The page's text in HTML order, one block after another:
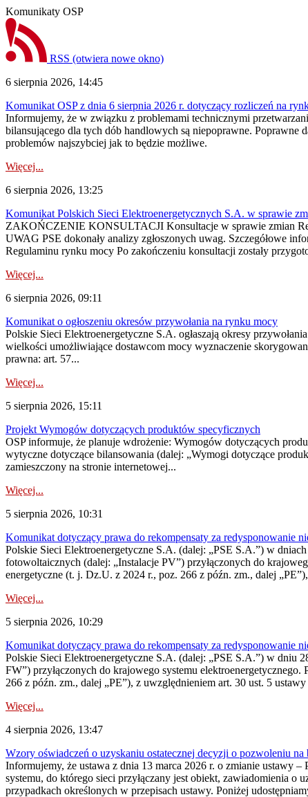
Komunikaty OSP
RSS (otwiera nowe okno)
6 sierpnia 2026, 14:45
Komunikat OSP z dnia 6 sierpnia 2026 r. dotyczący rozliczeń na
Informujemy, że w związku z problemami technicznymi
bilansującego dla tych dób handlowych są niepoprawne.
problemów najszybciej jak to będzie możliwe.
Więcej...
6 sierpnia 2026, 13:25
Komunikat Polskich Sieci Elektroenergetycznych S.A. w sprawie
ZAKOŃCZENIE KONSULTACJI Konsultacje w sprawie zmian
UWAG PSE dokonały analizy zgłoszonych uwag. Szczegółowe
Regulaminu rynku mocy Po zakończeniu konsultacji zostały
Więcej...
6 sierpnia 2026, 09:11
Komunikat o ogłoszeniu okresów przywołania na rynku mocy
Polskie Sieci Elektroenergetyczne S.A. ogłaszają okresy
wielkości umożliwiające dostawcom mocy wyznaczenie
prawna: art. 57...
Więcej...
5 sierpnia 2026, 15:11
Projekt Wymogów dotyczących produktów specyficznych
OSP informuje, że planuje wdrożenie: Wymogów dotyczących
wytyczne dotyczące bilansowania (dalej: „Wymogi dotyczące
zamieszczony na stronie internetowej...
Więcej...
5 sierpnia 2026, 10:31
Komunikat dotyczący prawa do rekompensaty za redysponowanie
Polskie Sieci Elektroenergetyczne S.A. (dalej: „PSE S.A.”) w
fotowoltaicznych (dalej: „Instalacje PV”) przyłączonych do
energetyczne (t. j. Dz.U. z 2024 r., poz. 266 z późn. zm., dalej
Więcej...
5 sierpnia 2026, 10:29
Komunikat dotyczący prawa do rekompensaty za redysponowanie
Polskie Sieci Elektroenergetyczne S.A. (dalej: „PSE S.A.”) w dniu
FW”) przyłączonych do krajowego systemu
266 z późn. zm., dalej „PE”), z uwzględnieniem art. 30 ust. 5
Więcej...
4 sierpnia 2026, 13:47
Wzory oświadczeń o uzyskaniu ostatecznej decyzji o pozwoleniu
Informujemy, że ustawa z dnia 13 marca 2026 r. o zmianie ustawy
systemu, do którego sieci przyłączany jest obiekt, zawiadomienia
przypadkach określonych w przepisach ustawy. Poniżej